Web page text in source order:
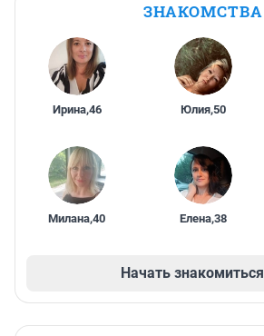
ЗНАКОМСТВА
Ирина,46 Юлия,50
Милана,40 Елена,38
Начать знакомиться